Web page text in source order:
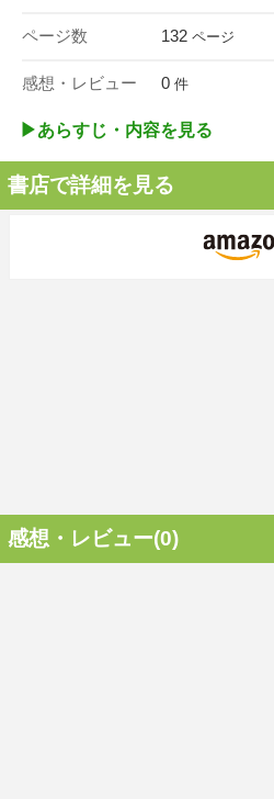
ページ数 132 ページ
感想・レビュー 0 件
▶︎あらすじ・内容を見る
書店で詳細を見る
感想・レビュー(0)